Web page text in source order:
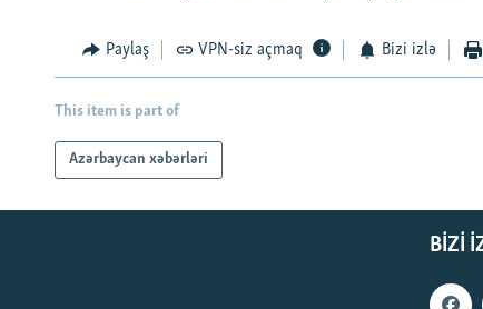
Paylaş VPN-siz açmaq Bizi izlə
This item is part of
Azərbaycan xəbərləri
BIZI